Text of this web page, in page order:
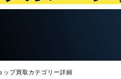
ップ買取カテゴリー詳細